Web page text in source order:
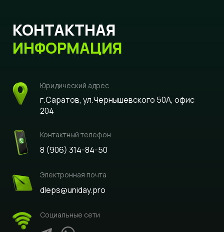
КОНТАКТНАЯ
ИНФОРМАЦИЯ
Юридический адрес
г.Саратов, ул.Чернышевского 50А, офис
204
Контактный телефон
8 (906) 314-84-50
Электронная почта
dleps@uniday.pro
Социальные сети